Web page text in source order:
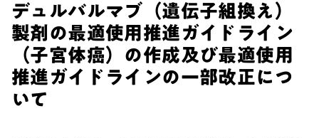
デュルバルマブ（遺伝子組換え）
製剤の最適使用推進ガイドライン
（子宮体癌）の作成及び最適使用
推進ガイドラインの一部改正につ
いて